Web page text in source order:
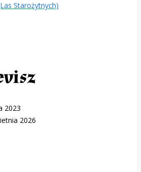
Starożytnych)
2023
2026